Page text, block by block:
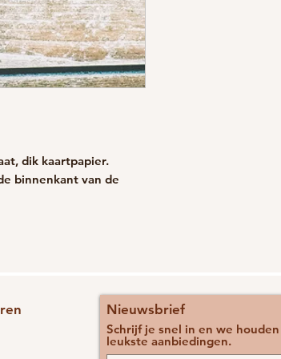
dik kaartpapier.
binnenkant van de
Nieuwsbrief
Schrijf je snel in en we
leukste aanbiedingen.